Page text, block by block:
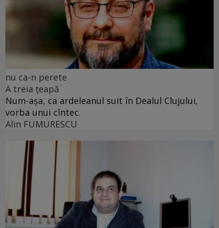
nu ca-n perete
A treia țeapă
Num-așa, ca ardeleanul suit în Dealul Clujului,
vorba unui cîntec.
Alin FUMURESCU